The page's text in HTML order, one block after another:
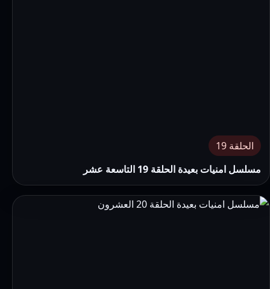
الحلقة 19
مسلسل امنيات بعيدة الحلقة 19 التاسعة عشر